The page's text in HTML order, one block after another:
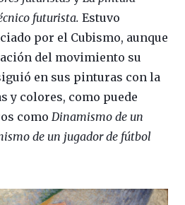
futurista. Estuvo
por el Cubismo, aunque
del movimiento su
en sus pinturas con la
y colores, como puede
como Dinamismo de un
de un jugador de fútbol